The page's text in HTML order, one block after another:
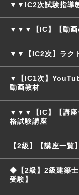
▼▼IC2次試験指導
▼▼▼【IC】【動画
▼▼【IC2次】ラク
▼【IC1次】
動画教材
▼▼▼【IC】【講座
格試験講座
【2級】【講座一
◆【2級】2級建築
受験】